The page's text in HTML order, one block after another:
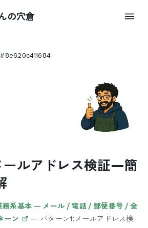
の穴倉
#8e620c411684
ールアドレス検証—簡
務系基本 — メール / 電話 / 郵便番号 / 全
ーン
— パターン1:メールアドレス検